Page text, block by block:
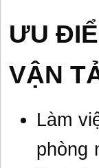
ƯU
VẬN
Làm
phòng